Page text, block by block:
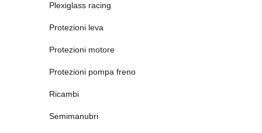
Plexiglass racing
Protezioni leva
Protezioni motore
Protezioni pompa freno
Ricambi
Semimanubri